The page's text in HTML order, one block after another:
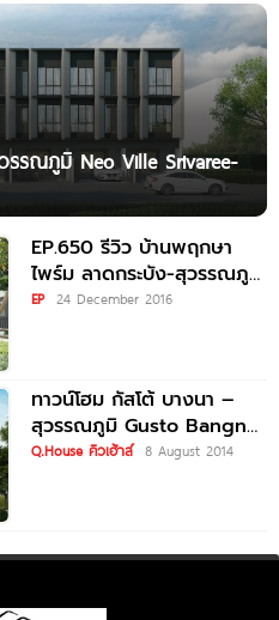
รรณภูมิ Neo Ville Srivaree-
EP.650 รีวิว บ้านพฤกษา
ไพร์ม ลาดกระบัง-สุวรรณภูมิ
ทาวน์โฮมสไตล์รีสอร์ท ฟังก์ชั่
EP 24 December 2016
ทาวน์โฮม กัสโต้ บางนา –
สุวรรณภูมิ Gusto Bangna
– Suwannabhumi
Q.House คิวเฮ้าส์ 8 August 2014